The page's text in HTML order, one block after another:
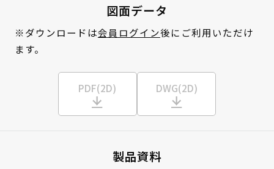
図面データ
※ダウンロードは会員ログイン後にご利用いただけ
ます。
PDF(2D) DWG(2D)
製品資料